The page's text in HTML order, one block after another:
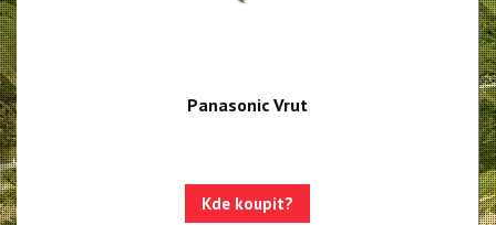
Panasonic Vrut
Kde koupit?